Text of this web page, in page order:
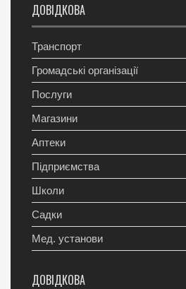
ДОВІДКОВА
Транспорт
Громадські організації
Послуги
Магазини
Аптеки
Підприємства
Школи
Садки
Мед. установи
ДОВІДКОВА